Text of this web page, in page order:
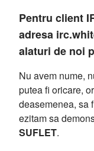
Pentru client
adresa
alaturi de noi
Nu avem nume,
putea fi oricare,
deasemenea, sa
ezitam sa
SUFLET.